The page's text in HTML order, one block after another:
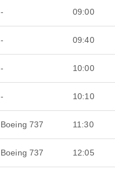
- 09:00
- 09:40
- 10:00
- 10:10
Boeing 737 11:30
Boeing 737 12:05